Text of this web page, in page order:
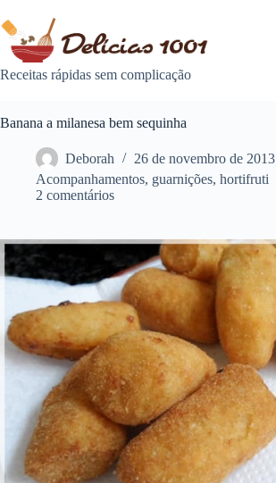
para
conteúdo
Receitas rápidas sem complicação
Banana a milanesa bem sequinha
Deborah
26 de novembro de 2013
Acompanhamentos, guarnições, hortifruti
2 comentários